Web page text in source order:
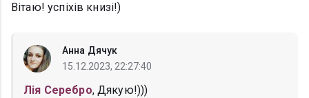
Вітаю! успіхів книзі!)
Анна Дячук
15.12.2023, 22:27:40
Лія Серебро, Дякую!)))